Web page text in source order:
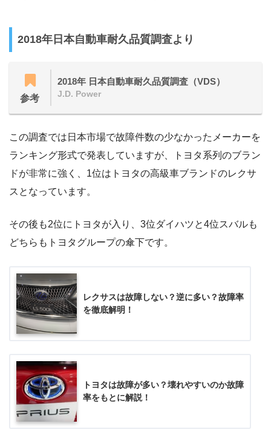
2018年日本自動車耐久品質調査より
参考
2018年 日本自動車耐久品質調査（VDS）
J.D. Power
この調査では日本市場で故障件数の少なかったメーカーを
ランキング形式で発表していますが、トヨタ系列のブラン
ドが非常に強く、1位はトヨタの高級車ブランドのレクサ
スとなっています。
その後も2位にトヨタが入り、3位ダイハツと4位スバルも
どちらもトヨタグループの傘下です。
レクサスは故障しない？逆に多い？故障率
を徹底解明！
トヨタは故障が多い？壊れやすいのか故障
率をもとに解説！